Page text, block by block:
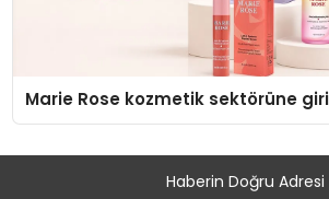
Marie Rose kozmetik sektörüne
Haberin Doğru Adresi